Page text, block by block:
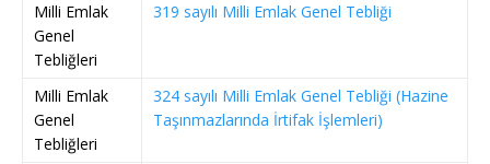
Milli Emlak
Genel
Tebliğleri
319 sayılı Milli Emlak Genel Tebliği
Milli Emlak
Genel
Tebliğleri
324 sayılı Milli Emlak Genel Tebliği (Hazine
Taşınmazlarında İrtifak İşlemleri)